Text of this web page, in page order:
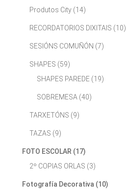
Produtos City (14)
RECORDATORIOS DIXITAIS (10)
SESIÓNS COMUÑÓN (7)
SHAPES (59)
SHAPES PAREDE (19)
SOBREMESA (40)
TARXETÓNS (9)
TAZAS (9)
FOTO ESCOLAR (17)
2º COPIAS ORLAS (3)
Fotografía Decorativa (10)